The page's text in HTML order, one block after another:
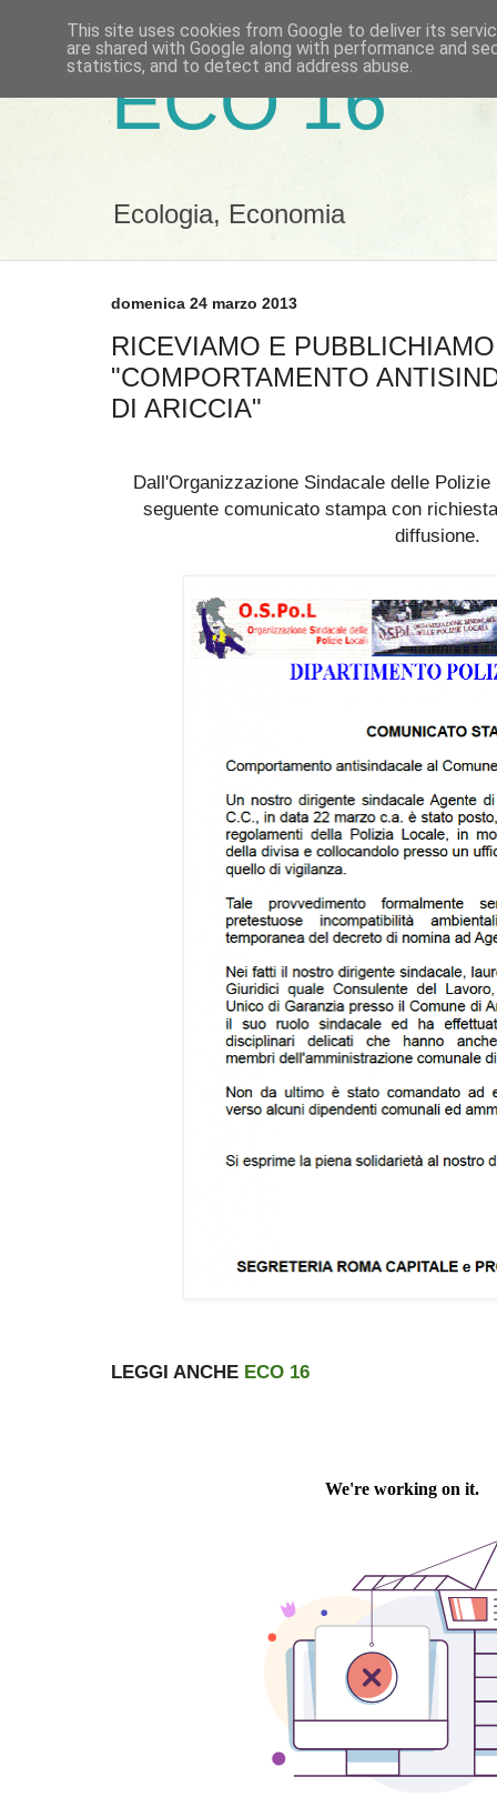
ECO 16
Ecologia, Economia
domenica 24 marzo 2013
RICEVIAMO E
"COMPORTAMENTO
DI ARICCIA"
Dall'Organizzazione Sindacale delle
seguente comunicato stampa con
diffusione.
LEGGI ANCHE ECO 16
This site uses cookies from Google to deliver its
are shared with Google along with performance and
statistics, and to detect and address abuse.